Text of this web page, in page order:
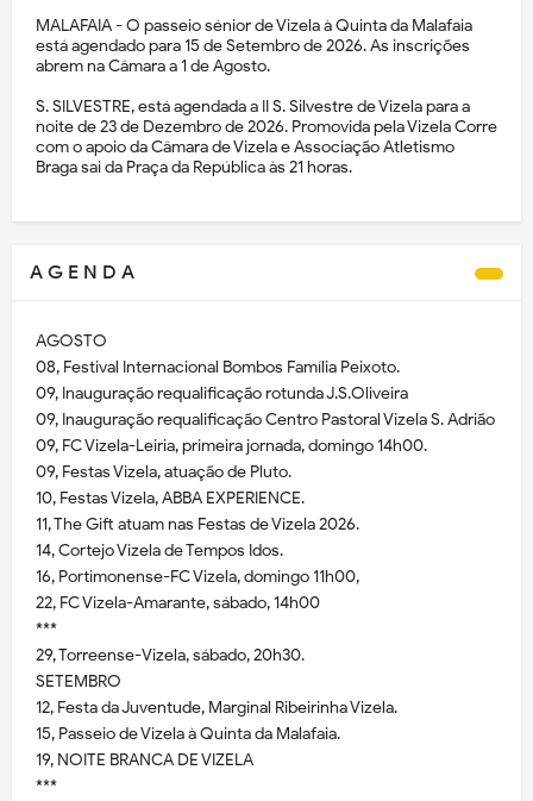
MALAFAIA - O passeio sénior de Vizela à Quinta da Malafaia
está agendado para 15 de Setembro de 2026. As inscrições
abrem na Câmara a 1 de Agosto.
S. SILVESTRE, está agendada a II S. Silvestre de Vizela para a
noite de 23 de Dezembro de 2026. Promovida pela Vizela Corre
com o apoio da Câmara de Vizela e Associação Atletismo
Braga sai da Praça da República às 21 horas.
A G E N D A
AGOSTO
08, Festival Internacional Bombos Família Peixoto.
09, Inauguração requalificação rotunda J.S.Oliveira
09, Inauguração requalificação Centro Pastoral Vizela S. Adrião
09, FC Vizela-Leiria, primeira jornada, domingo 14h00.
09, Festas Vizela, atuação de Pluto.
10, Festas Vizela, ABBA EXPERIENCE.
11, The Gift atuam nas Festas de Vizela 2026.
14, Cortejo Vizela de Tempos Idos.
16, Portimonense-FC Vizela, domingo 11h00,
22, FC Vizela-Amarante, sábado, 14h00
***
29, Torreense-Vizela, sábado, 20h30.
SETEMBRO
12, Festa da Juventude, Marginal Ribeirinha Vizela.
15, Passeio de Vizela à Quinta da Malafaia.
19, NOITE BRANCA DE VIZELA
***